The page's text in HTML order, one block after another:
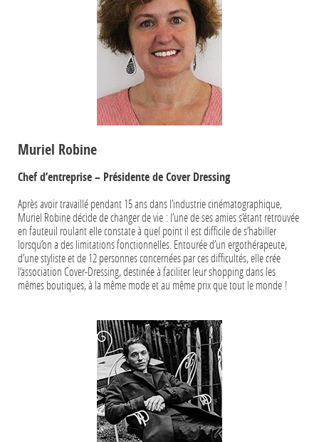
Muriel Robine
Chef d’entreprise – Présidente de Cover Dressing
Après avoir travaillé pendant 15 ans dans l’industrie cinématographique,
Muriel Robine décide de changer de vie : l’une de ses amies s’étant retrouvée
en fauteuil roulant elle constate à quel point il est difficile de s’habiller
lorsqu’on a des limitations fonctionnelles. Entourée d’un ergothérapeute,
d’une styliste et de 12 personnes concernées par ces difficultés, elle crée
l’association Cover-Dressing, destinée à faciliter leur shopping dans les
mêmes boutiques, à la même mode et au même prix que tout le monde !